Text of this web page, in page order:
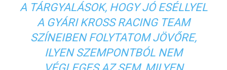
A TÁRGYALÁSOK, HOGY JÓ ESÉLLYEL
A GYÁRI KROSS RACING TEAM
SZÍNEIBEN FOLYTATOM JÖVŐRE,
ILYEN SZEMPONTBÓL NEM